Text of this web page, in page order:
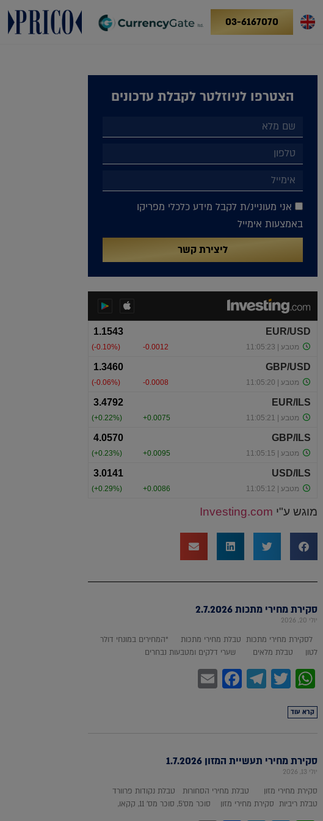
03-6167070
הצטרפו לניוזלטר לקבלת עדכונים
אני מעוניינ/ת לקבל מידע כלכלי מפריקו
באמצעות אימייל
ליצירת קשר
מוגש ע"י Investing.com
סקירת מחירי מתכות 2.7.2026
יולי 20, 2026
לסקירת מחירי מתכות טבלת מחירי מתכות *המחירים במונחי דולר
לטון טבלת מלאים שערי דלקים ומטבעות נבחרים
WhatsApp
Twitter
Telegram
Facebook
Email
קרא עוד
סקירת מחירי תעשיית המזון 1.7.2026
יולי 13, 2026
סקירת מחירי מזון טבלת מחירי הסחורות טבלת נקודות פרוורד
טבלת ריביות סקירת מחירי מזון סוכר מס'5, סוכר מס' 11, קקאו,